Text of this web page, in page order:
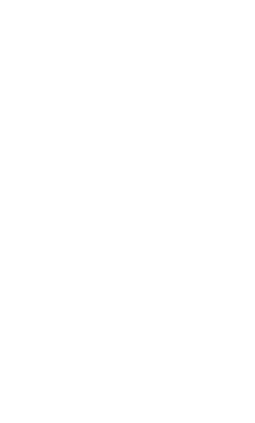
bitte an den Kundenservice: